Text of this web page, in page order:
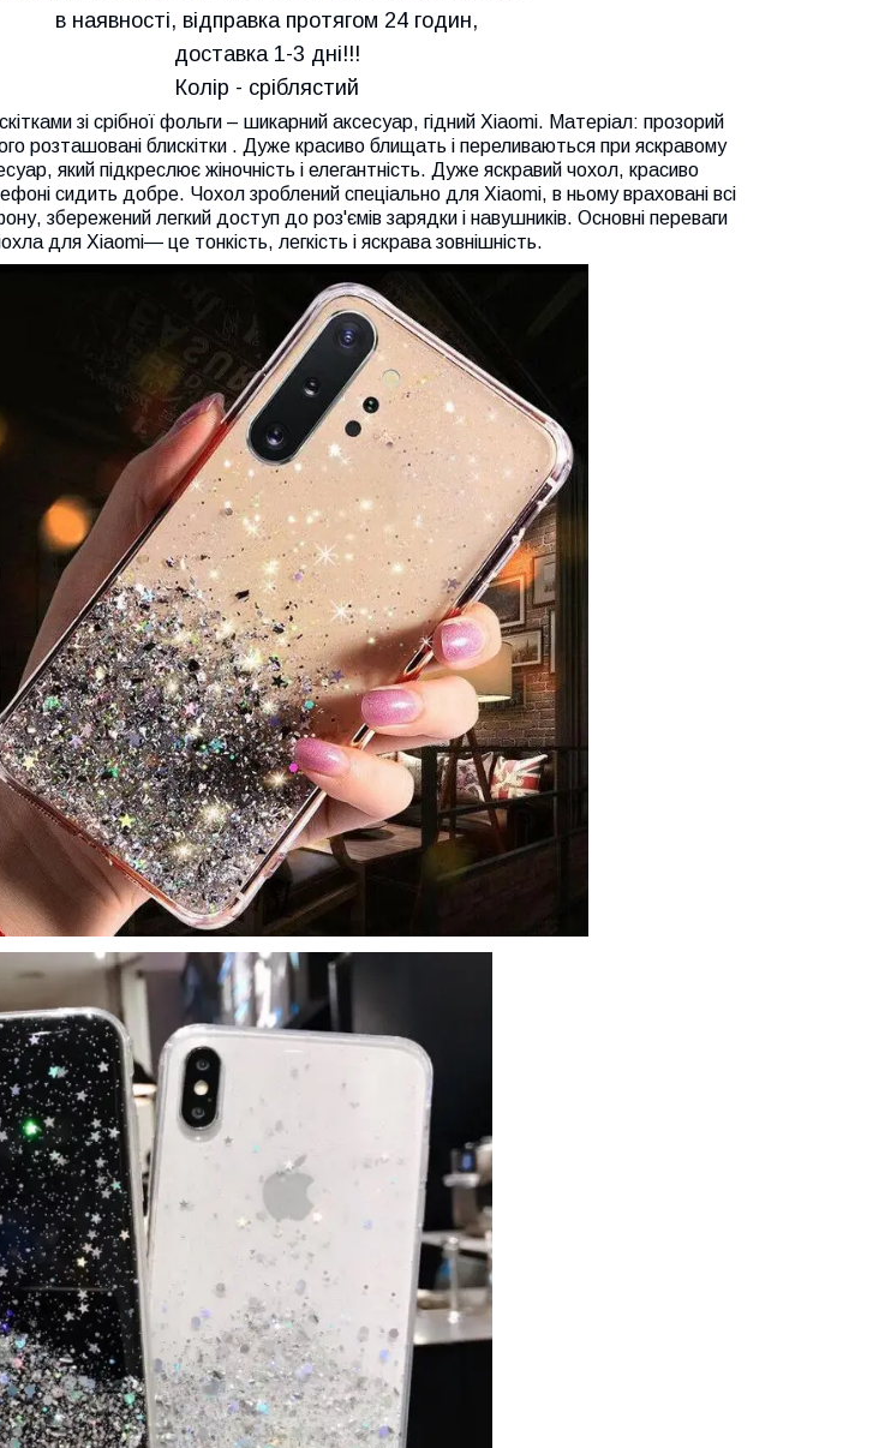
в наявності, відправка протягом 24 годин,
доставка 1-3 дні!!!
Колір - сріблястий
зі срібної фольги – шикарний аксесуар, гідний Xiaomi. Матеріал: прозорий
розташовані блискітки . Дуже красиво блищать і переливаються при яскравому
який підкреслює жіночність і елегантність. Дуже яскравий чохол, красиво
сидить добре. Чохол зроблений спеціально для Xiaomi, в ньому враховані всі
збережений легкий доступ до роз'ємів зарядки і навушників. Основні переваги
для Xiaomi― це тонкість, легкість і яскрава зовнішність.